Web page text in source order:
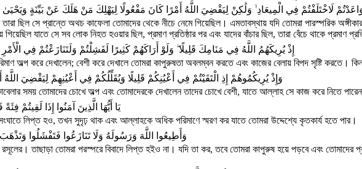
لَاخْتَلَفْتُمْ فِي الْمِيعَادِ ۙ وَلَٰكِنْ لِيَقْضِيَ اللَّهُ أَمْرًا كَانَ مَفْعُولًا لِيَهْلِكَ مَنْ هَلَكَ عَنْ بَيِّنَةٍ
ছিল সে প্রান্তে অথচ কাফেলা তোমাদের থেকে নীচে নেমে গিয়েছিল। এমতাবস্থায় যদি তোমরা পারস্পরিক
যাতে সে সব লোক নিহত হওয়ার ছিল, প্রমাণ প্রতিষ্ঠার পর এবং যাদের বাঁচার ছিল, তারা বেঁচে থাকে প্রমাণ
إِذْ يُرِيكَهُمُ اللَّهُ فِي مَنَامِكَ قَلِيلًا ۖ وَلَوْ أَرَاكَهُمْ كَثِيرًا لَفَشِلْتُمْ وَلَتَنَازَعْتُمْ فِي
অল্প করে দেখালেন; বেশী করে দেখালে তোমরা কাপুরুষতা অবলম্বন করতে এবং কাজের বেলায় বিপদ সৃষ্টি
وَإِذْ يُرِيكُمُوهُمْ إِذِ الْتَقَيْتُمْ فِي أَعْيُنِكُمْ قَلِيلًا وَيُقَلِّلُكُمْ فِي أَعْيُنِهِمْ لِيَقْضِيَ اللَّهُ
সময় তোমাদের চোখে অল্প এবং তোমাদেরকে দেখালেন তাদের চোখে বেশী, যাতে আল্লাহ সে কাজ করে নিতে
يَا أَيُّهَا الَّذِينَ آمَنُوا إِذَا لَقِيتُمْ
সংঘাতে লিপ্ত হও, তখন সুদৃঢ় থাক এবং আল্লাহকে অধিক পরিমাণে স্মরণ কর যাতে তোমরা উদ্দেশ্যে কৃতকার্য হতে পার।
وَأَطِيعُوا اللَّهَ وَرَسُولَهُ وَلَا تَنَازَعُوا فَتَفْشَلُوا
তাছাড়া তোমরা পরস্পরে বিবাদে লিপ্ত হইও না। যদি তা কর, তবে তোমরা কাপুরুষ হয়ে পড়বে এবং তোমাদের